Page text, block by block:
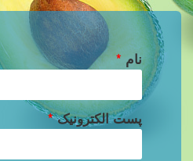
نام *
پست الکترونیک*